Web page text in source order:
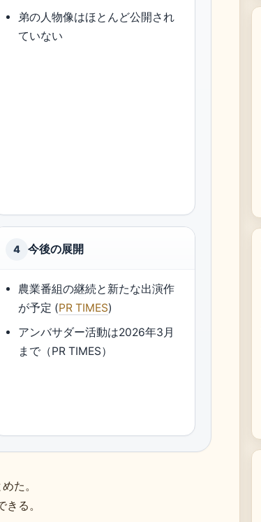
弟の人物像はほとんど公開され
ていない
4 今後の展開
農業番組の継続と新たな出演作
が予定 (PR TIMES)
アンバサダー活動は2026年3月
まで（PR TIMES）
た。
る。